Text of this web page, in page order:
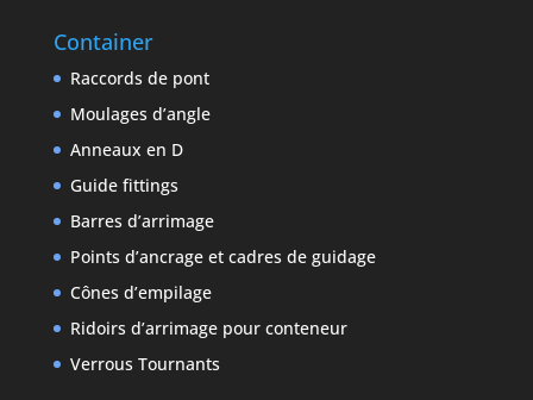
Container
Raccords de pont
Moulages d’angle
Anneaux en D
Guide fittings
Barres d’arrimage
Points d’ancrage et cadres de guidage
Cônes d’empilage
Ridoirs d’arrimage pour conteneur
Verrous Tournants